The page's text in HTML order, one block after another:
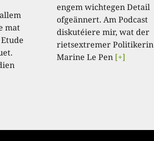
mat
engem wichtegen Detail
ofgeännert. Am Podcast
diskutéiere mir, wat der
rietsextremer Politikerin
Marine Le Pen [+]